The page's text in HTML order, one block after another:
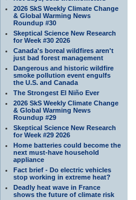
2026 SkS Weekly Climate Change
& Global Warming News
Roundup #30
Skeptical Science New Research
for Week #30 2026
Canada's boreal wildfires aren't
just bad forest management
Dangerous and historic wildfire
smoke pollution event engulfs
the U.S. and Canada
The Strongest El Niño Ever
2026 SkS Weekly Climate Change
& Global Warming News
Roundup #29
Skeptical Science New Research
for Week #29 2026
Home batteries could become the
next must-have household
appliance
Fact brief - Do electric vehicles
stop working in extreme heat?
Deadly heat wave in France
shows the future of climate risk